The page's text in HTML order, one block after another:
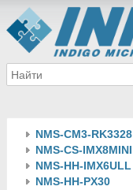
NMS-CM3-RK3328
NMS-CS-IMX8MINI
NMS-HH-IMX6ULL
NMS-HH-PX30